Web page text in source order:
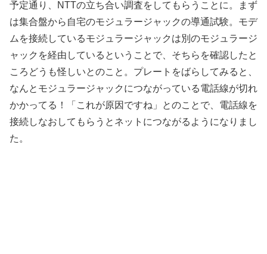
予定通り、NTTの立ち合い調査をしてもらうことに。まず
は集合盤から自宅のモジュラージャックの導通試験。モデ
ムを接続しているモジュラージャックは別のモジュラージ
ャックを経由しているということで、そちらを確認したと
ころどうも怪しいとのこと。プレートをばらしてみると、
なんとモジュラージャックにつながっている電話線が切れ
かかってる！「これが原因ですね」とのことで、電話線を
接続しなおしてもらうとネットにつながるようになりまし
た。